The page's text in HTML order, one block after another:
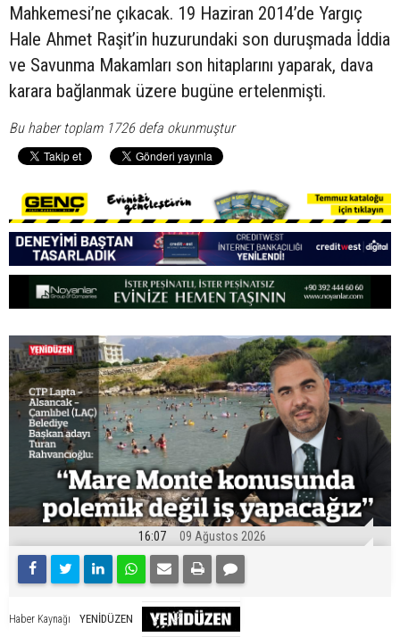
Mahkemesi’ne çıkacak. 19 Haziran 2014’de Yargıç
Hale Ahmet Raşit’in huzurundaki son duruşmada İddia
ve Savunma Makamları son hitaplarını yaparak, dava
karara bağlanmak üzere bugüne ertelenmişti.
Bu haber toplam 1726 defa okunmuştur
16:07 09 Ağustos 2026
Haber Kaynağı YENİDÜZEN